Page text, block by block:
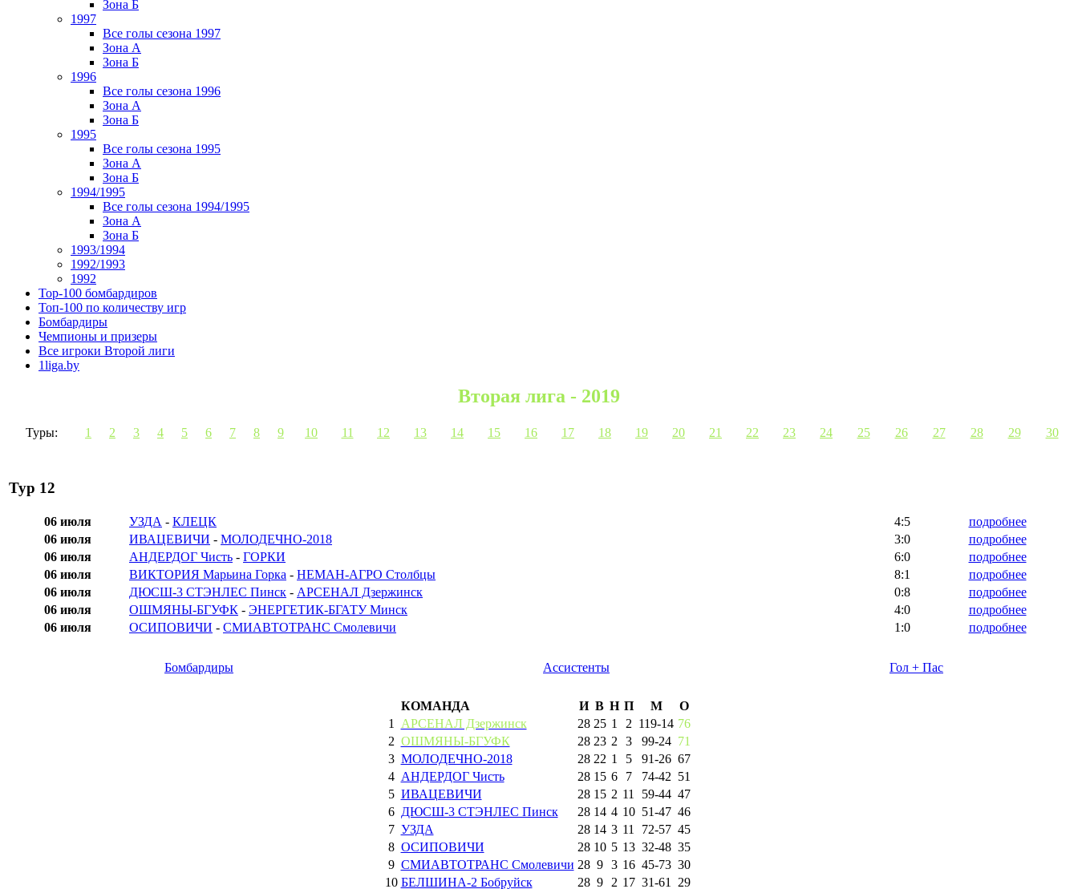
Зона Б
1997
Все голы сезона 1997
Зона А
Зона Б
1996
Все голы сезона 1996
Зона А
Зона Б
1995
Все голы сезона 1995
Зона А
Зона Б
1994/1995
Все голы сезона 1994/1995
Зона А
Зона Б
1993/1994
1992/1993
1992
Top-100 бомбардиров
Топ-100 по количеству игр
Бомбардиры
Чемпионы и призеры
Все игроки Второй лиги
1liga.by
Вторая лига - 2019
Туры: 1 2 3 4 5 6 7 8 9 10 11 12 13 14 15 16 17 18 19 20 21 22 23 24 25 26 27 28 29 30
Тур 12
06 июля УЗДА - КЛЕЦК 4:5
подробнее
06 июля
ИВАЦЕВИЧИ - МОЛОДЕЧНО-2018 3:0
подробнее
06 июля
АНДЕРДОГ Чисть - ГОРКИ 6:0
подробнее
06 июля
ВИКТОРИЯ Марьина Горка - НЕМАН-АГРО Столбцы 8:1
подробнее
06 июля
ДЮСШ-3 СТЭНЛЕС Пинск - АРСЕНАЛ Дзержинск 0:8
подробнее
06 июля
ОШМЯНЫ-БГУФК - ЭНЕРГЕТИК-БГАТУ Минск 4:0
подробнее
06 июля
ОСИПОВИЧИ - СМИАВТОТРАНС Смолевичи 1:0 подробнее
Бомбардиры Ассистенты Гол + Пас
КОМАНДА И В Н П М
О
1
АРСЕНАЛ Дзержинск 28 25 1 2 119-14 76
2 ОШМЯНЫ-БГУФК 28 23 2 3 99-24 71
3 МОЛОДЕЧНО-2018 28 22 1 5 91-26 67
4 АНДЕРДОГ Чисть 28 15 6 7 74-42 51
5 ИВАЦЕВИЧИ 28 15 2 11 59-44 47
6 ДЮСШ-3 СТЭНЛЕС Пинск 28 14 4 10 51-47 46
7 УЗДА 28 14 3 11 72-57 45
8 ОСИПОВИЧИ 28 10 5 13 32-48 35
9 СМИАВТОТРАНС Смолевичи 28 9 3 16 45-73 30
10 БЕЛШИНА-2 Бобруйск 28 9 2 17 31-61 29